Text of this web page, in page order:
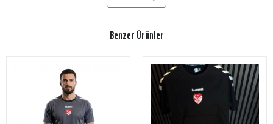
Benzer Ürünler